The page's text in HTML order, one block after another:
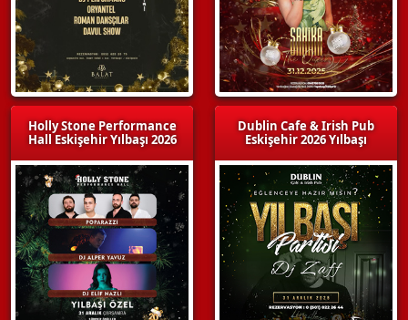
Holly Stone Performance
Hall Eskişehir Yılbaşı 2026
Dublin Cafe & Irish Pub
Eskişehir 2026 Yılbaşı